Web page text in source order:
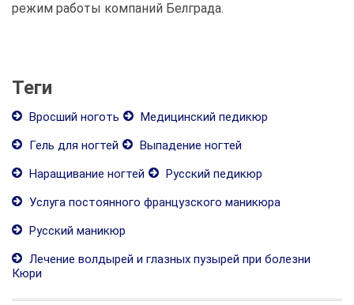
режим работы компаний Белграда.
Теги
Вросший ноготь
Медицинский педикюр
Гель для ногтей
Выпадение ногтей
Наращивание ногтей
Русский педикюр
Услуга постоянного французского маникюра
Русский маникюр
Лечение волдырей и глазных пузырей при болезни
Кюри